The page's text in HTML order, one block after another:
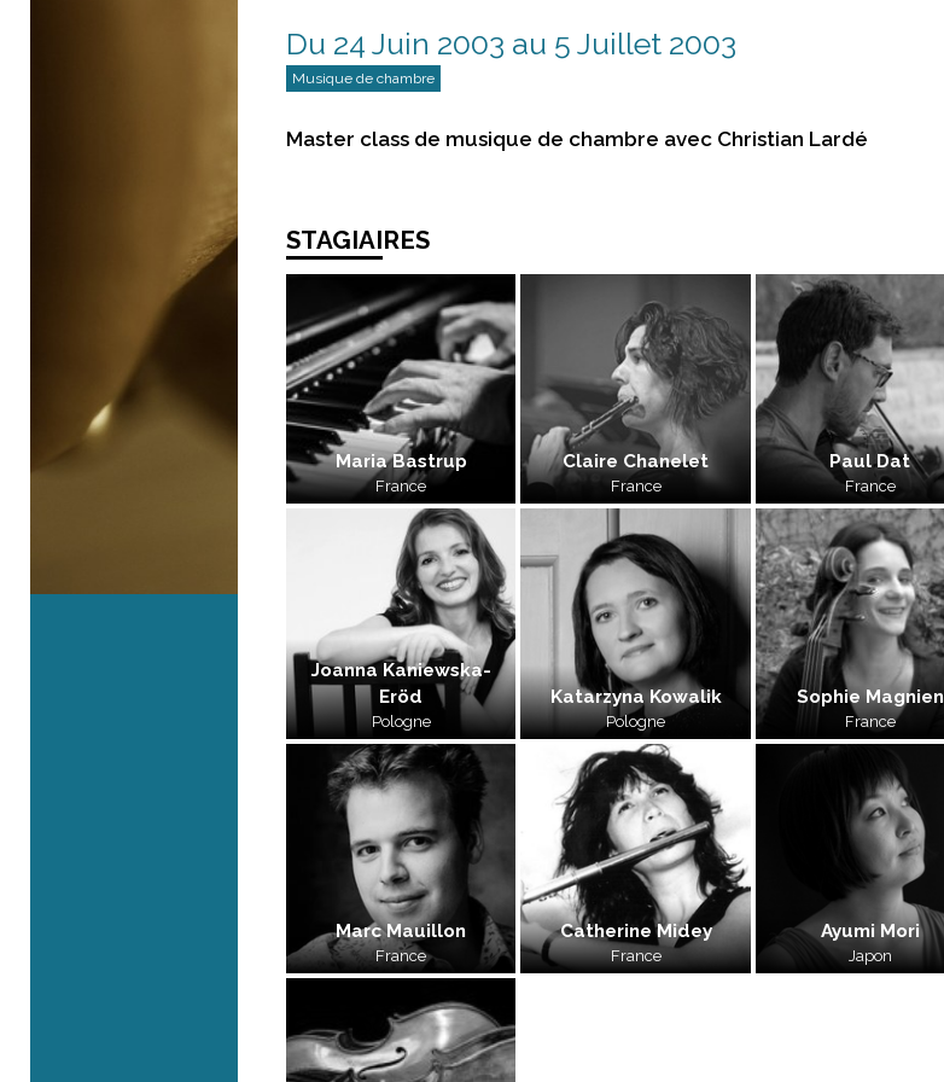
Du 24 Juin 2003 au 5 Juillet 2003
Musique de chambre
Master class de musique de chambre avec Christian Lardé
STAGIAIRES
Maria Bastrup
France
Claire Chanelet
France
Paul Dat
France
Joanna Kaniewska-
Eröd
Pologne
Katarzyna Kowalik
Pologne
Sophie Magnien
France
Marc Mauillon
France
Catherine Midey
France
Ayumi Mori
Japon